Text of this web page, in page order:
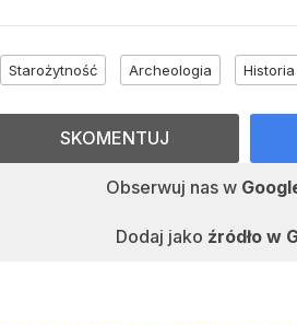
Starożytność Archeologia Historia
Obserwuj nas w
Dodaj jako źródło w
SKOMENTUJ